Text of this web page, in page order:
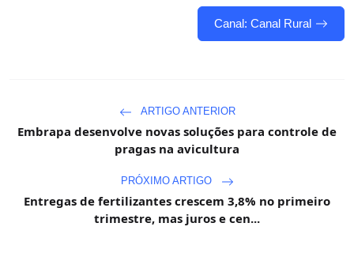
Canal: Canal Rural
ARTIGO ANTERIOR
Embrapa desenvolve novas soluções para controle de
pragas na avicultura
PRÓXIMO ARTIGO
Entregas de fertilizantes crescem 3,8% no primeiro
trimestre, mas juros e cen...